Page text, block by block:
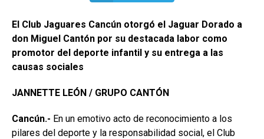
El Club Jaguares Cancún otorgó el Jaguar Dorado a
don Miguel Cantón por su destacada labor como
promotor del deporte infantil y su entrega a las
causas sociales
JANNETTE LEÓN / GRUPO CANTÓN
Cancún.- En un emotivo acto de reconocimiento a los
pilares del deporte y la responsabilidad social, el Club